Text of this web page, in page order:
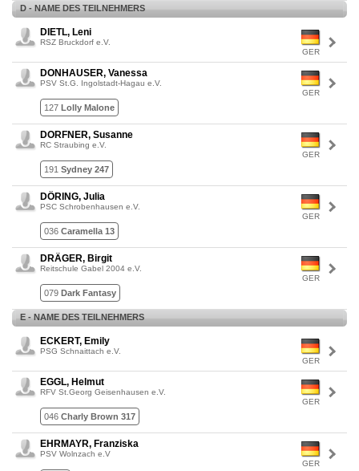
D - NAME DES TEILNEHMERS
GER
DIETL, Leni
RSZ Bruckdorf e.V.
GER
DONHAUSER, Vanessa
PSV St.G. Ingolstadt-Hagau e.V.
127 Lolly Malone
GER
DORFNER, Susanne
RC Straubing e.V.
191 Sydney 247
GER
DÖRING, Julia
PSC Schrobenhausen e.V.
036 Caramella 13
GER
DRÄGER, Birgit
Reitschule Gabel 2004 e.V.
079 Dark Fantasy
E - NAME DES TEILNEHMERS
GER
ECKERT, Emily
PSG Schnaittach e.V.
GER
EGGL, Helmut
RFV St.Georg Geisenhausen e.V.
046 Charly Brown 317
GER
EHRMAYR, Franziska
PSV Wolnzach e.V